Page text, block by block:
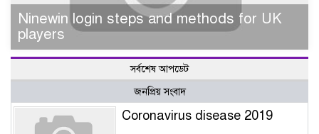
Ninewin login steps and methods for UK
players
সর্বশেষ আপডেট
জনপ্রিয় সংবাদ
Coronavirus disease 2019